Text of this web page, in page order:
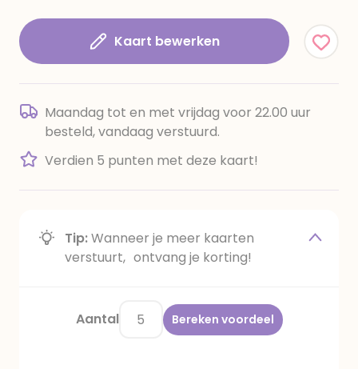
Kaart bewerken
Maandag tot en met vrijdag voor 22.00 uur
besteld, vandaag verstuurd.
Verdien 5 punten met deze kaart!
Tip:Wanneer je meer kaarten
verstuurt, ontvang je korting!
Aantal Bereken voordeel